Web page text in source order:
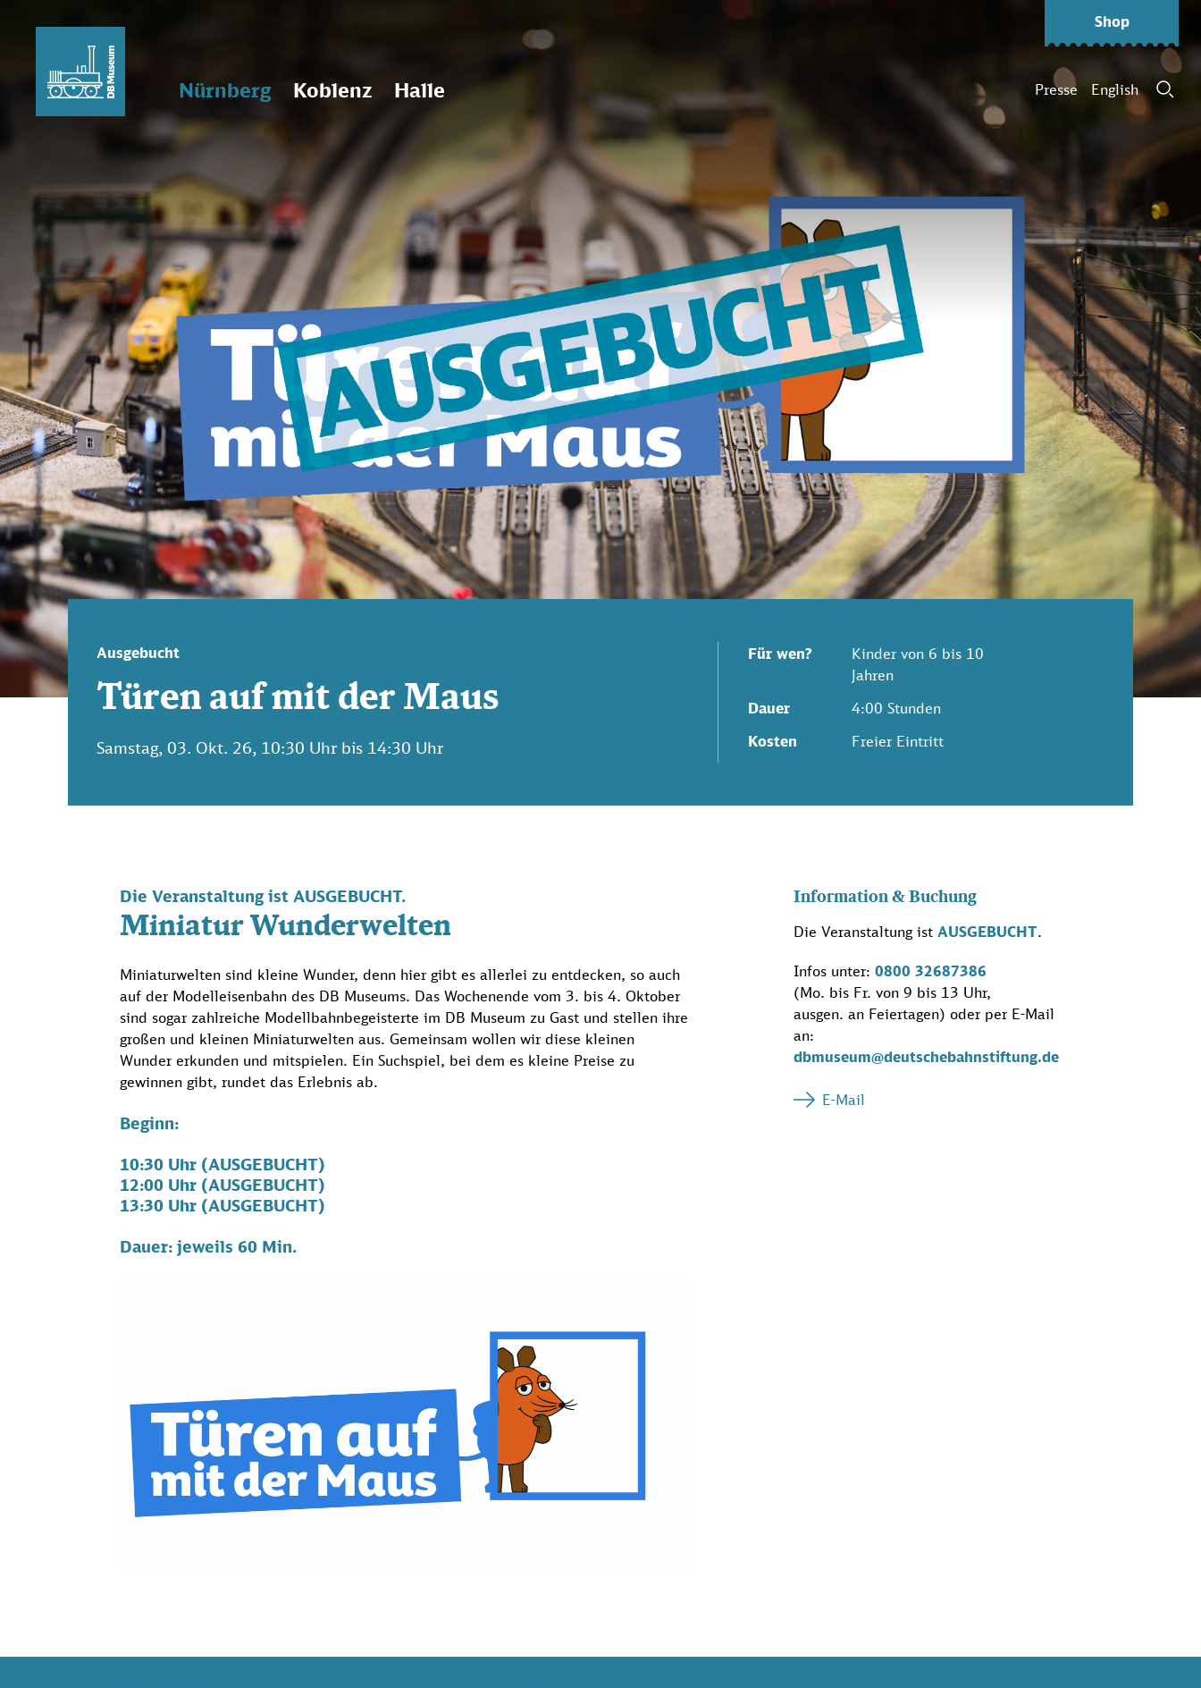
Nürnberg Koblenz Halle Presse English
Shop
Ausgebucht
Türen auf mit der Maus
Samstag, 03. Okt. 26, 10:30 Uhr bis 14:30 Uhr
Für wen?
Kinder von 6 bis 10
Jahren
Dauer
4:00 Stunden
Kosten
Freier Eintritt
Die Veranstaltung ist AUSGEBUCHT.
Miniatur Wunderwelten
Miniaturwelten sind kleine Wunder, denn hier gibt es allerlei zu entdecken, so auch
auf der Modelleisenbahn des DB Museums. Das Wochenende vom 3. bis 4. Oktober
sind sogar zahlreiche Modellbahnbegeisterte im DB Museum zu Gast und stellen ihre
großen und kleinen Miniaturwelten aus. Gemeinsam wollen wir diese kleinen
Wunder erkunden und mitspielen. Ein Suchspiel, bei dem es kleine Preise zu
gewinnen gibt, rundet das Erlebnis ab.
Beginn:
10:30 Uhr (AUSGEBUCHT)
12:00 Uhr (AUSGEBUCHT)
13:30 Uhr (AUSGEBUCHT)
Dauer: jeweils 60 Min.
Information & Buchung
Die Veranstaltung ist AUSGEBUCHT.
Infos unter: 0800 32687386
(Mo. bis Fr. von 9 bis 13 Uhr,
ausgen. an Feiertagen) oder per E-Mail
an:
dbmuseum@deutschebahnstiftung.de
E-Mail